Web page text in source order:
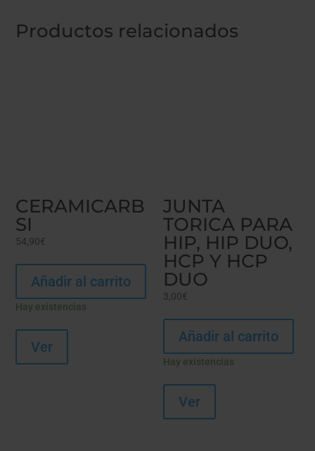
Productos relacionados
CERAMICARB
SI
54,90€
Añadir al carrito
Hay existencias
Ver
JUNTA
TORICA PARA
HIP, HIP DUO,
HCP Y HCP
DUO
3,00€
Añadir al carrito
Hay existencias
Ver